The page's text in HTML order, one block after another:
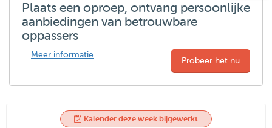
Plaats een oproep, ontvang persoonlijke
aanbiedingen van betrouwbare
oppassers
Meer informatie
Probeer het nu
Kalender deze week bijgewerkt